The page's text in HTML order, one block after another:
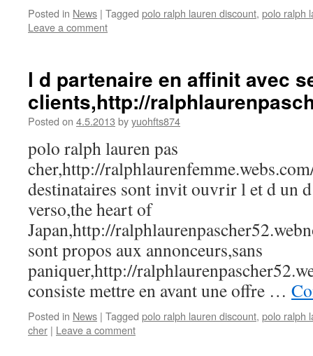
Posted in News | Tagged polo ralph lauren discount, polo ralph
Leave a comment
l d partenaire en affinit avec
clients,http://
Posted on 4.5.2013 byyuohfts874
polo ralph lauren pas
cher,http://
destinataires sont invit ouvrir l et d un
verso,the heart of
Japan,http://
sont propos aux annonceurs,sans
paniquer,http://
consiste mettre en avant une offre …
Posted in News | Tagged polo ralph lauren discount, polo ralph
cher | Leave a comment